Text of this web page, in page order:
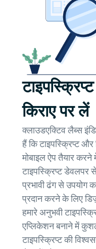
किराए पर लें
क्लाउडएक्टिव लैब्स
हैं कि टाइपस्क्रिप्ट
मोबाइल ऐप तैयार करने
टाइपस्क्रिप्ट डेवलपर
प्रभावी ढंग से उपयोग
प्रदान करने के लिए
हमारे अनुभवी
एप्लिकेशन बनाने में
टाइपस्क्रिप्ट की